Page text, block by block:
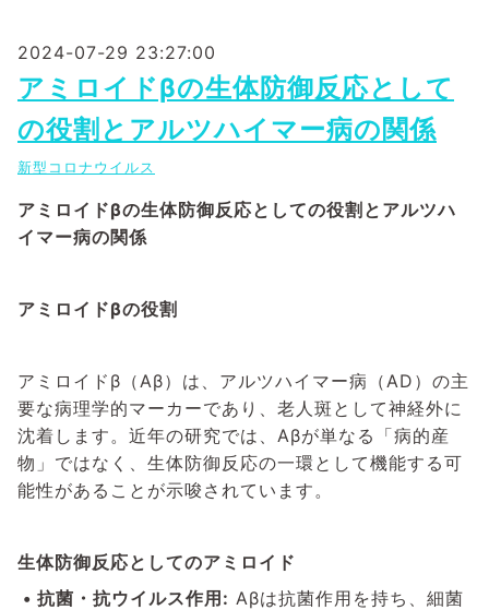
2024-07-29 23:27:00
アミロイドβの生体防御反応として
の役割とアルツハイマー病の関係
新型コロナウイルス
アミロイドβの生体防御反応としての役割とアルツハ
イマー病の関係
アミロイドβの役割
アミロイドβ（Aβ）は、アルツハイマー病（AD）の主
要な病理学的マーカーであり、老人斑として神経外に
沈着します。近年の研究では、Aβが単なる「病的産
物」ではなく、生体防御反応の一環として機能する可
能性があることが示唆されています。
生体防御反応としてのアミロイド
• 抗菌・抗ウイルス作用: Aβは抗菌作用を持ち、細菌